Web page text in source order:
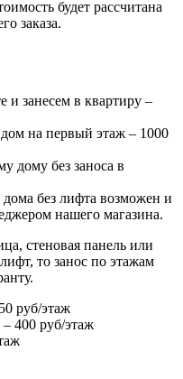
будет рассчитана
заказа.
занесем в квартиру –
на первый этаж – 1000
дому без заноса в
без лифта возможен и
нашего магазина.
стеновая панель или
то занос по этажам
руб/этаж
400 руб/этаж